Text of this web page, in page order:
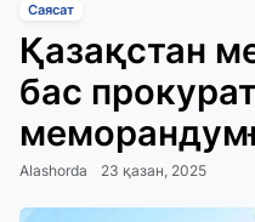
Саясат
Қазақстан
бас
Alashorda 23 қазан, 2025